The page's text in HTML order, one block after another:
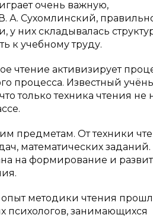
очень важную,
А. Сухомлинский,
них складывалась
к учебному труду.
чтение активизирует
процесса. Известный
только техника чтения не
предметам. От техники
математических заданий.
на формирование и
методики чтения
психологов, занимающихся